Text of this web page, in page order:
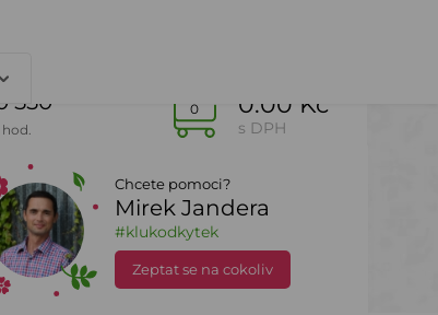
550
hod.
0 0.00 Kč
s DPH
Dle sezony DealZone
Chcete pomoci?
Mirek Jandera
#klukodkytek
Zeptat se na cokoliv